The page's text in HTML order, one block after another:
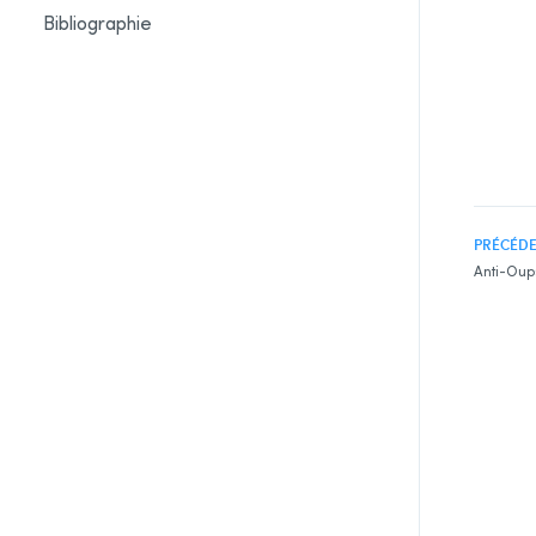
Bibliographie
Anti-